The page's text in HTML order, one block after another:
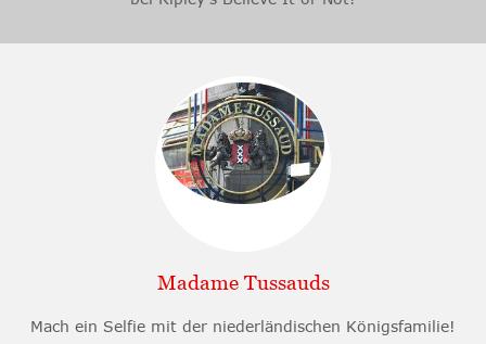
Madame Tussauds
Mach ein Selfie mit der niederländischen Königsfamilie!